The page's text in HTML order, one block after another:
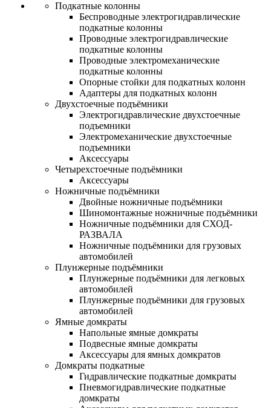
Подкатные колонны
Беспроводные электрогидравлические
подкатные колонны
Проводные электрогидравлические
подкатные колонны
Проводные электромеханические
подкатные колонны
Опорные стойки для подкатных колонн
Адаптеры для подкатных колонн
Двухстоечные подъёмники
Электрогидравлические двухстоечные
подъемники
Электромеханические двухстоечные
подъемники
Аксессуары
Четырехстоечные подъёмники
Аксессуары
Ножничные подъёмники
Двойные ножничные подъёмники
Шиномонтажные ножничные подъёмники
Ножничные подъёмники для СХОД-
РАЗВАЛА
Ножничные подъёмники для грузовых
автомобилей
Плунжерные подъёмники
Плунжерные подъёмники для легковых
автомобилей
Плунжерные подъёмники для грузовых
автомобилей
Ямные домкраты
Напольные ямные домкраты
Подвесные ямные домкраты
Аксессуары для ямных домкратов
Домкраты подкатные
Гидравлические подкатные домкраты
Пневмогидравлические подкатные
домкраты